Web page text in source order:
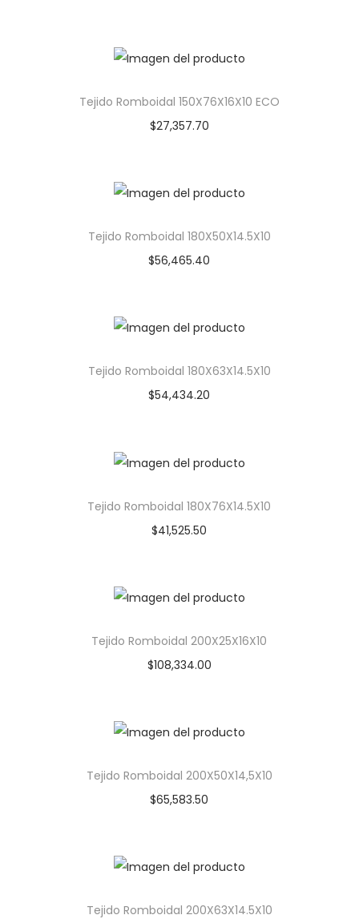
Tejido Romboidal 150X76X16X10 ECO
$27,357.70
Tejido Romboidal 180X50X14.5X10
$56,465.40
Tejido Romboidal 180X63X14.5X10
$54,434.20
Tejido Romboidal 180X76X14.5X10
$41,525.50
Tejido Romboidal 200X25X16X10
$108,334.00
Tejido Romboidal 200X50X14,5X10
$65,583.50
Tejido Romboidal 200X63X14.5X10